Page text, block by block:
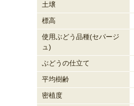
土壌
標高
使用ぶどう品種(セパージ
ュ)
ぶどうの仕立て
平均樹齢
密植度